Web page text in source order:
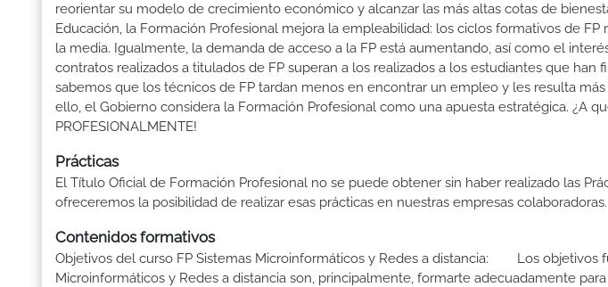
reorientar su modelo de crecimiento económico y alcanzar las más altas cotas de
Educación, la Formación Profesional mejora la empleabilidad: los ciclos formativos de FP
la media. Igualmente, la demanda de acceso a la FP está aumentando, así como el
contratos realizados a titulados de FP superan a los realizados a los estudiantes que han
sabemos que los técnicos de FP tardan menos en encontrar un empleo y les resulta
ello, el Gobierno considera la Formación Profesional como una apuesta estratégica. ¿A qué
PROFESIONALMENTE!
Prácticas
El Título Oficial de Formación Profesional no se puede obtener sin haber realizado las
ofreceremos la posibilidad de realizar esas prácticas en nuestras empresas colaboradoras.
Contenidos formativos
Objetivos del curso FP Sistemas Microinformáticos y Redes a distancia: Los objetivos
Microinformáticos y Redes a distancia son, principalmente, formarte adecuadamente para